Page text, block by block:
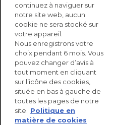
CONTACTEZ-NOUS
SOLUTIONS
ENTERPRISE
ÉVALUATIONS RSE
RESSOURCES
À PROPOS
continuez à naviguer sur
notre site web, aucun
cookie ne sera stocké sur
votre appareil.
Nous enregistrons votre
choix pendant 6 mois. Vous
pouvez changer d’avis à
tout moment en cliquant
sur l’icône des cookies,
située en bas à gauche de
toutes les pages de notre
site.
Politique en
matière de cookies